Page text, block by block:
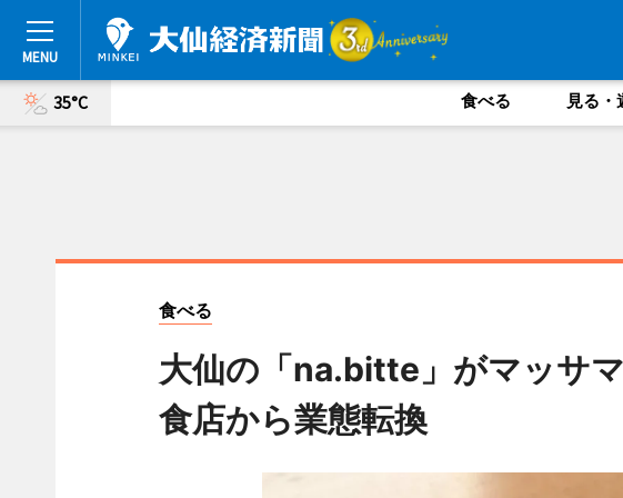
35°C 食べる 見る・
食べる
大仙の「na.bitte」がマッサ
食店から業態転換